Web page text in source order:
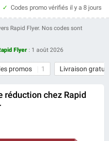
Codes promo vérifiés il y a 8 jours
Rapid Flyer. Nos codes sont
Flyer : 1 août 2026
promos 1 Livraison
réduction chez Rapid